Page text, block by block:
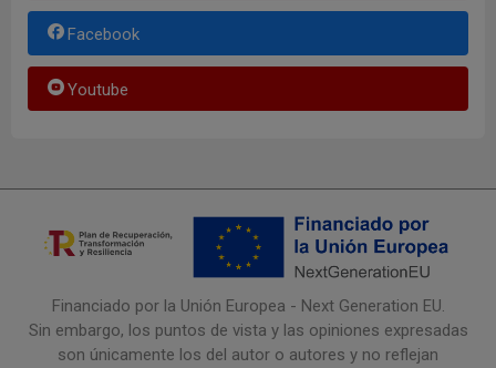
Facebook
Youtube
Financiado por la Unión Europea - Next Generation EU.
Sin embargo, los puntos de vista y las opiniones expresadas
son únicamente los del autor o autores y no reflejan